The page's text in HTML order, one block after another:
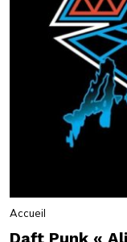
Accueil
Daft Punk «